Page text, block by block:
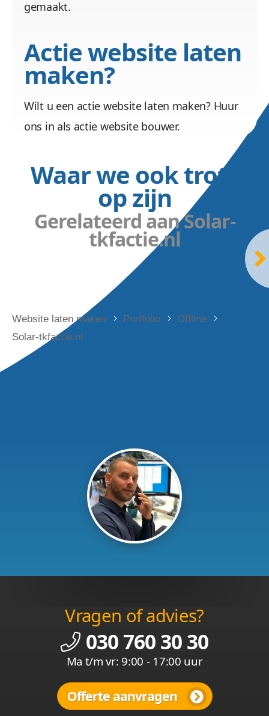
gemaakt.
Actie website laten
maken?
Wilt u een actie website laten maken? Huur
ons in als actie website bouwer.
Waar we ook trots
op zijn
Gerelateerd aan Solar-
tkfactie.nl
Website laten maken Portfolio
Offline
Solar-tkfactie.nl
Vragen of advies?
030 760 30 30
Ma t/m vr: 9:00 - 17:00 uur
Offerte aanvragen